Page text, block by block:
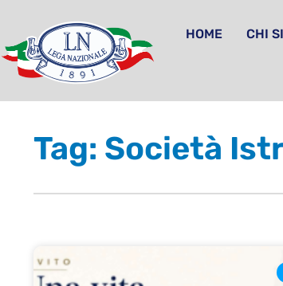
HOME CHI
Tag: Società